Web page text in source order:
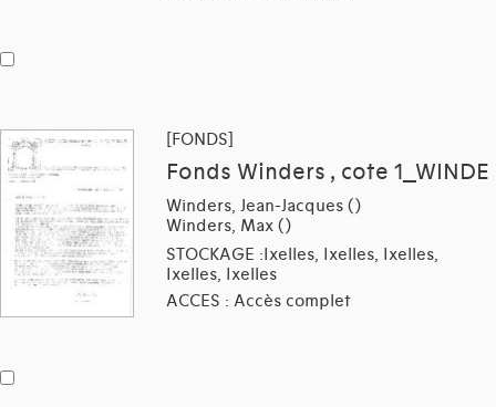
[FONDS]
Fonds Winders , cote 1_WINDE
Winders, Jean-Jacques ()
Winders, Max ()
STOCKAGE :Ixelles, Ixelles, Ixelles,
Ixelles, Ixelles
ACCES : Accès complet